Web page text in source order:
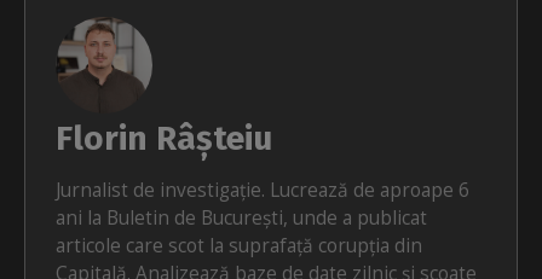
Florin Râșteiu
Jurnalist de investigație. Lucrează de aproape 6
ani la Buletin de București, unde a publicat
articole care scot la suprafață corupția din
Capitală. Analizează baze de date zilnic și scoate